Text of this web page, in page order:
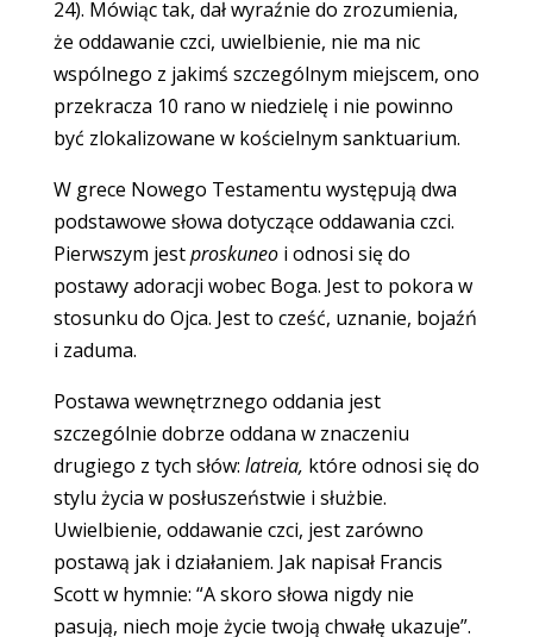
24). Mówiąc tak, dał wyraźnie do zrozumienia,
że oddawanie czci, uwielbienie, nie ma nic
wspólnego z jakimś szczególnym miejscem, ono
przekracza 10 rano w niedzielę i nie powinno
być zlokalizowane w kościelnym sanktuarium.
W grece Nowego Testamentu występują dwa
podstawowe słowa dotyczące oddawania czci.
Pierwszym jestproskuneoi odnosi się do
postawy adoracji wobec Boga. Jest to pokora w
stosunku do Ojca. Jest to cześć, uznanie, bojaźń
i zaduma.
Postawa wewnętrznego oddania jest
szczególnie dobrze oddana w znaczeniu
drugiego z tych słów: latreia, które odnosi się do
stylu życia w posłuszeństwie i służbie.
Uwielbienie, oddawanie czci, jest zarówno
postawą jak i działaniem. Jak napisał Francis
Scott w hymnie: “A skoro słowa nigdy nie
pasują, niech moje życie twoją chwałę ukazuje”.